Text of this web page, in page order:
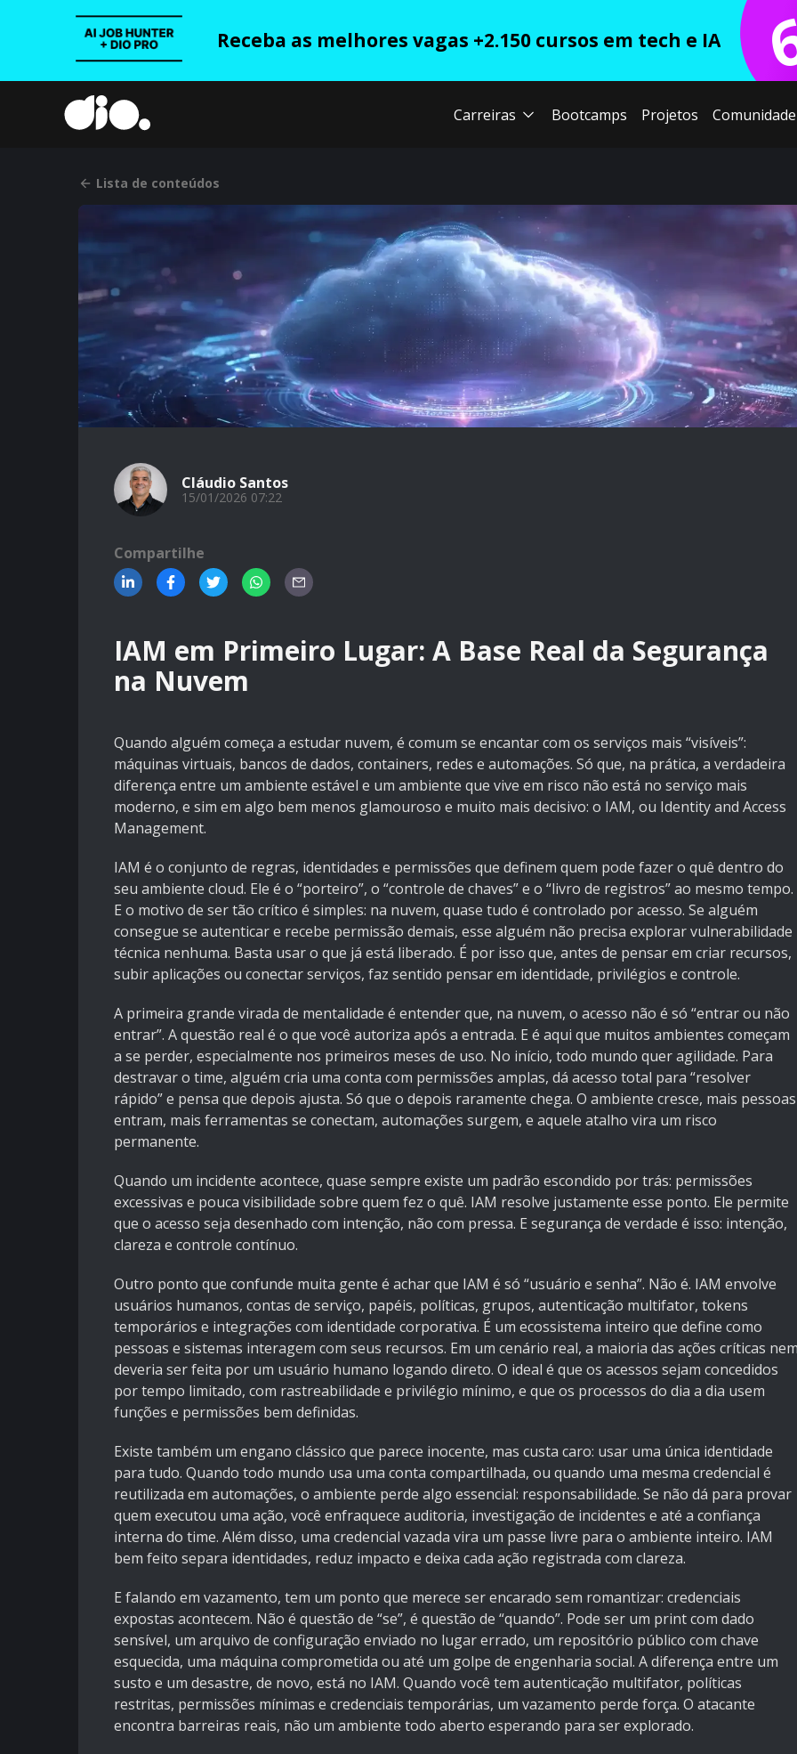
Receba as melhores vagas +2.150 cursos em tech e IA
Carreiras Bootcamps Projetos Comunidade
Lista de conteúdos
Cláudio Santos
15/01/2026 07:22
Compartilhe
IAM em Primeiro Lugar: A Base Real da Segurança
na Nuvem
Quando alguém começa a estudar nuvem, é comum se encantar com os serviços mais “visíveis”:
máquinas virtuais, bancos de dados, containers, redes e automações. Só que, na prática, a verdadeira
diferença entre um ambiente estável e um ambiente que vive em risco não está no serviço mais
moderno, e sim em algo bem menos glamouroso e muito mais decisivo: o IAM, ou Identity and Access
Management.
IAM é o conjunto de regras, identidades e permissões que definem quem pode fazer o quê dentro do
seu ambiente cloud. Ele é o “porteiro”, o “controle de chaves” e o “livro de registros” ao mesmo tempo.
E o motivo de ser tão crítico é simples: na nuvem, quase tudo é controlado por acesso. Se alguém
consegue se autenticar e recebe permissão demais, esse alguém não precisa explorar vulnerabilidade
técnica nenhuma. Basta usar o que já está liberado. É por isso que, antes de pensar em criar recursos,
subir aplicações ou conectar serviços, faz sentido pensar em identidade, privilégios e controle.
A primeira grande virada de mentalidade é entender que, na nuvem, o acesso não é só “entrar ou não
entrar”. A questão real é o que você autoriza após a entrada. E é aqui que muitos ambientes começam
a se perder, especialmente nos primeiros meses de uso. No início, todo mundo quer agilidade. Para
destravar o time, alguém cria uma conta com permissões amplas, dá acesso total para “resolver
rápido” e pensa que depois ajusta. Só que o depois raramente chega. O ambiente cresce, mais pessoas
entram, mais ferramentas se conectam, automações surgem, e aquele atalho vira um risco
permanente.
Quando um incidente acontece, quase sempre existe um padrão escondido por trás: permissões
excessivas e pouca visibilidade sobre quem fez o quê. IAM resolve justamente esse ponto. Ele permite
que o acesso seja desenhado com intenção, não com pressa. E segurança de verdade é isso: intenção,
clareza e controle contínuo.
Outro ponto que confunde muita gente é achar que IAM é só “usuário e senha”. Não é. IAM envolve
usuários humanos, contas de serviço, papéis, políticas, grupos, autenticação multifator, tokens
temporários e integrações com identidade corporativa. É um ecossistema inteiro que define como
pessoas e sistemas interagem com seus recursos. Em um cenário real, a maioria das ações críticas
deveria ser feita por um usuário humano logando direto. O ideal é que os acessos sejam concedidos
por tempo limitado, com rastreabilidade e privilégio mínimo, e que os processos do dia a dia usem
funções e permissões bem definidas.
Existe também um engano clássico que parece inocente, mas custa caro: usar uma única identidade
para tudo. Quando todo mundo usa uma conta compartilhada, ou quando uma mesma credencial é
reutilizada em automações, o ambiente perde algo essencial: responsabilidade. Se não dá para provar
quem executou uma ação, você enfraquece auditoria, investigação de incidentes e até a confiança
interna do time. Além disso, uma credencial vazada vira um passe livre para o ambiente inteiro. IAM
bem feito separa identidades, reduz impacto e deixa cada ação registrada com clareza.
E falando em vazamento, tem um ponto que merece ser encarado sem romantizar: credenciais
expostas acontecem. Não é questão de “se”, é questão de “quando”. Pode ser um print com dado
sensível, um arquivo de configuração enviado no lugar errado, um repositório público com chave
esquecida, uma máquina comprometida ou até um golpe de engenharia social. A diferença entre um
susto e um desastre, de novo, está no IAM. Quando você tem autenticação multifator, políticas
restritas, permissões mínimas e credenciais temporárias, um vazamento perde força. O atacante
encontra barreiras reais, não um ambiente todo aberto esperando para ser explorado.